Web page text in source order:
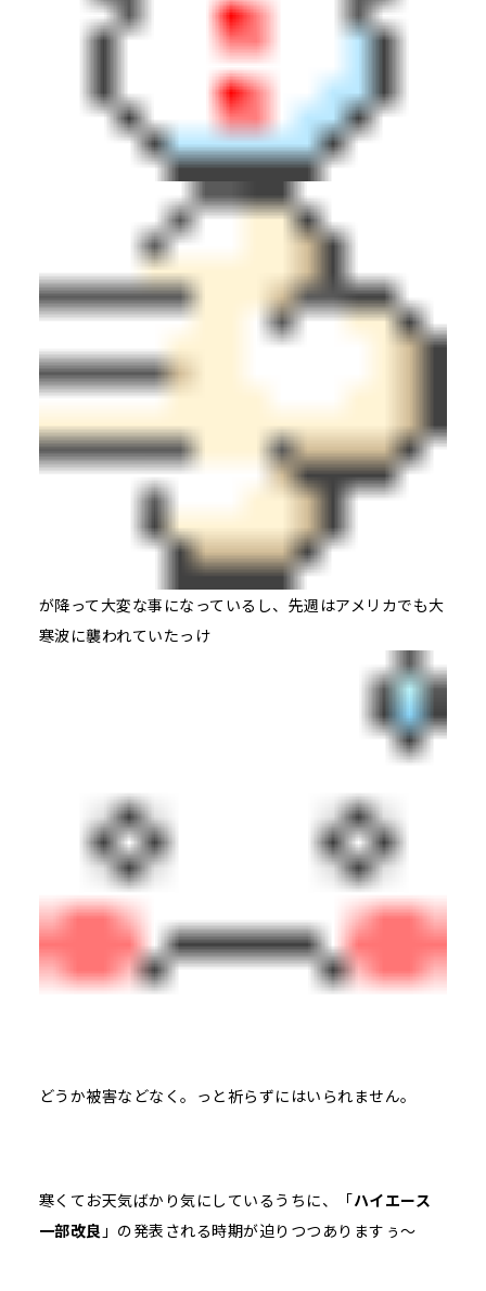
が降って大変な事になっているし、先週はアメリカでも大
寒波に襲われていたっけ
どうか被害などなく。っと祈らずにはいられません。
寒くてお天気ばかり気にしているうちに、「ハイエース
一部改良 」の発表される時期が迫りつつありますぅ～